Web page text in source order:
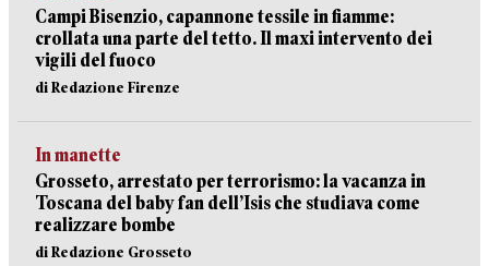
Campi Bisenzio, capannone tessile in fiamme:
crollata una parte del tetto. Il maxi intervento dei
vigili del fuoco
di Redazione Firenze
In manette
Grosseto, arrestato per terrorismo: la vacanza in
Toscana del baby fan dell’Isis che studiava come
realizzare bombe
di Redazione Grosseto